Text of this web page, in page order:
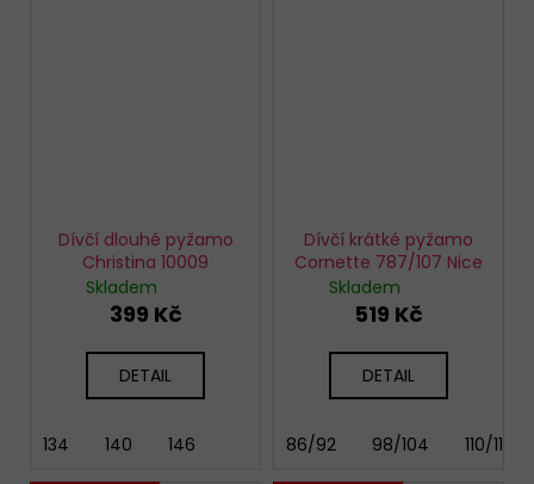
Dívčí dlouhé pyžamo
Christina 10009
Skladem
399 Kč
DETAIL
134 140 146
Dívčí krátké pyžamo
Cornette 787/107 Nice
Skladem
519 Kč
DETAIL
86/92 98/104 110/116